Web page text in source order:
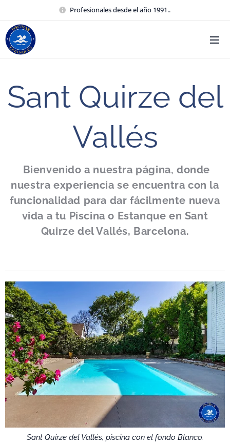
Profesionales desde el año 1991..
Sant Quirze del
Vallés
Bienvenido a nuestra página, donde
nuestra experiencia se encuentra con la
funcionalidad para darfácilmente nueva
vida a tu Piscina o Estanque en Sant
Quirze del Vallés, Barcelona.
Sant Quirze del Vallés, piscina con el fondo Blanco.